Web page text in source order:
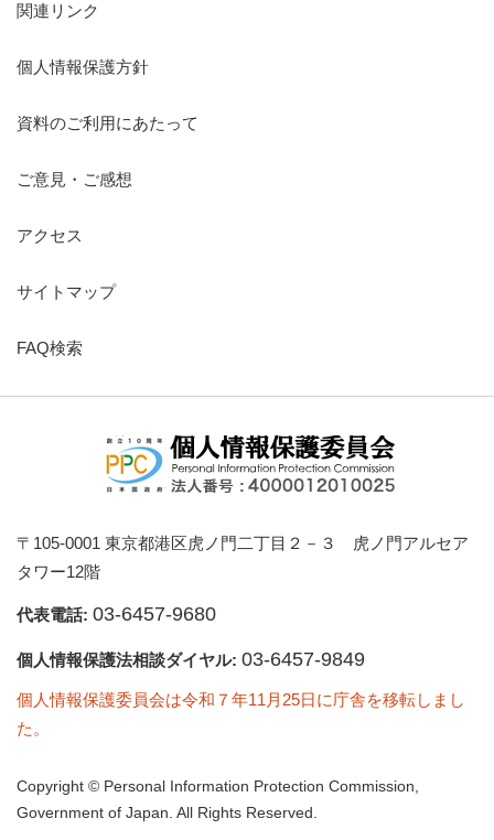
関連リンク
個人情報保護方針
資料のご利用にあたって
ご意見・ご感想
アクセス
サイトマップ
FAQ検索
〒105-0001 東京都港区虎ノ門二丁目２－３ 虎ノ門アルセア
タワー12階
代表電話: 03-6457-9680
個人情報保護法相談ダイヤル: 03-6457-9849
個人情報保護委員会は令和７年11月25日に庁舎を移転しまし
た。
Copyright © Personal Information Protection Commission,
Government of Japan. All Rights Reserved.